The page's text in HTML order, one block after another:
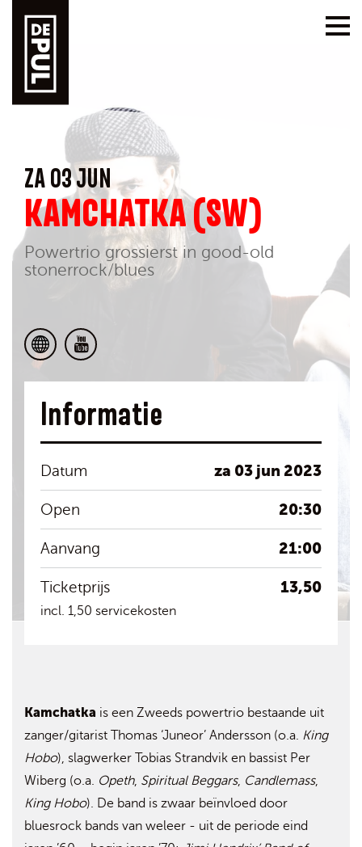
ZA 03 JUN
KAMCHATKA (SW)
Powertrio grossierst in good-old
stonerrock/blues
Informatie
Datum za 03 jun 2023
Open 20:30
Aanvang 21:00
Ticketprijs 13,50
incl. 1,50 servicekosten
Kamchatka is een Zweeds powertrio bestaande uit
zanger/gitarist Thomas ‘Juneor’ Andersson (o.a. King
Hobo), slagwerker Tobias Strandvik en bassist Per
Wiberg (o.a. Opeth, Spiritual Beggars, Candlemass,
King Hobo). De band is zwaar beïnvloed door
bluesrock bands van weleer - uit de periode eind